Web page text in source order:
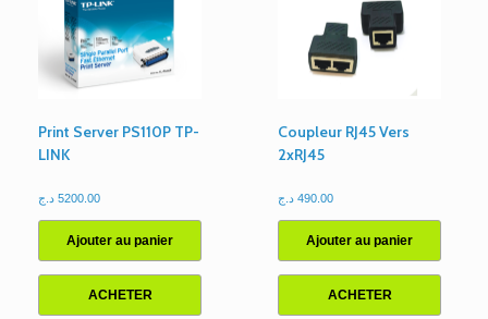
Print Server PS110P TP-
LINK
5200.00 د.ج
Ajouter au panier
ACHETER
Coupleur RJ45 Vers
2xRJ45
490.00 د.ج
Ajouter au panier
ACHETER